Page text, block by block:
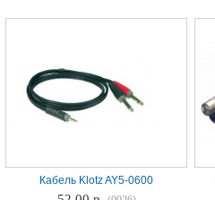
Кабель Klotz AY5-0600